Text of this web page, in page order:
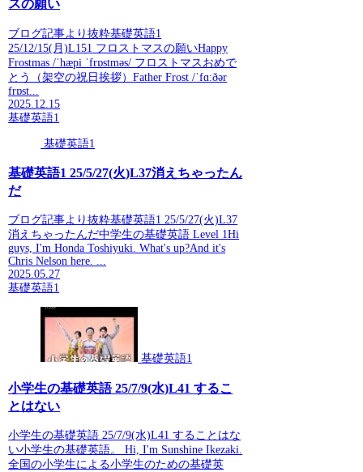
スの願い
ブログ記事より抜粋基礎英語1
25/12/15(月)L151 フロストマスの願いHappy
Frostmas /ˈhæpi ˈfrɒstməs/ フロストマスおめで
とう（架空の祝日挨拶）Father Frost /ˈfɑːðər
frɒst...
2025.12.15
基礎英語1
基礎英語1
基礎英語1 25/5/27(火)L37消えちゃったん
だ
ブログ記事より抜粋基礎英語1 25/5/27(火)L37
消えちゃったんだ中学生の基礎英語 Level 1Hi
guys, I'm Honda Toshiyuki. What's up?And it's
Chris Nelson here. ...
2025.05.27
基礎英語1
基礎英語1
小学生の基礎英語 25/7/9(水)L41 するこ
とはない
小学生の基礎英語 25/7/9(水)L41 することはな
い小学生の基礎英語。 Hi, I'm Sunshine Ikezaki.
全国の小学生による小学生のための基礎英